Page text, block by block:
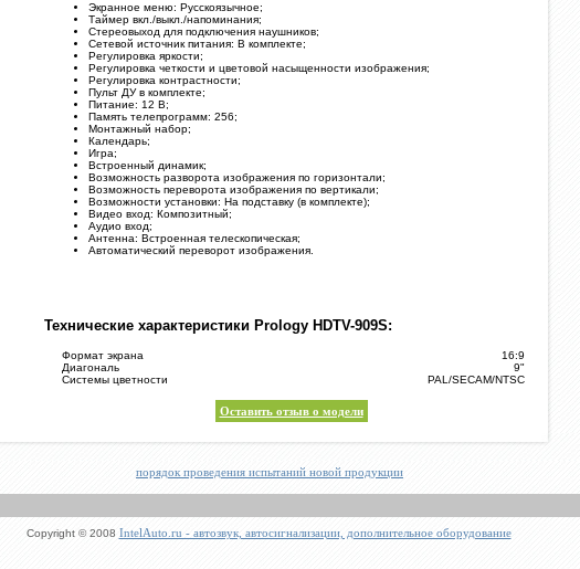
Экранное меню: Русскоязычное;
Таймер вкл./выкл./напоминания;
Стереовыход для подключения наушников;
Сетевой источник питания: В комплекте;
Регулировка яркости;
Регулировка четкости и цветовой насыщенности изображения;
Регулировка контрастности;
Пульт ДУ в комплекте;
Питание: 12 В;
Память телепрограмм: 256;
Монтажный набор;
Календарь;
Игра;
Встроенный динамик;
Возможность разворота изображения по горизонтали;
Возможность переворота изображения по вертикали;
Возможности установки: На подставку (в комплекте);
Видео вход: Композитный;
Аудио вход;
Антенна: Встроенная телескопическая;
Автоматический переворот изображения.
Технические характеристики Prology HDTV-909S:
Формат экрана
16:9
Диагональ
9"
Системы цветности
PAL/SECAM/NTSC
Оставить отзыв о модели
порядок проведения испытаний новой продукции
Copyright © 2008 IntelAuto.ru - автозвук, автосигнализации, дополнительное оборудование